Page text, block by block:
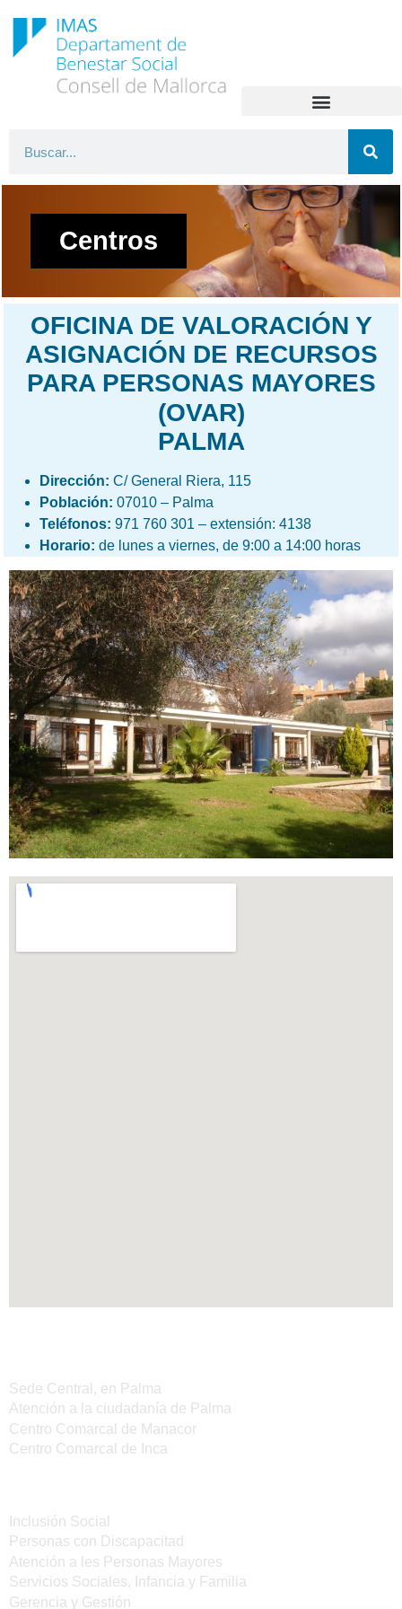
Centros
OFICINA DE VALORACIÓN Y
ASIGNACIÓN DE RECURSOS
PARA PERSONAS MAYORES
(OVAR)
PALMA
Dirección: C/ General Riera, 115
Población: 07010 – Palma
Teléfonos: 971 760 301 – extensión: 4138
Horario: de lunes a viernes, de 9:00 a 14:00 horas
Sede Central, en Palma
Atención a la ciudadanía de Palma
Centro Comarcal de Manacor
Centro Comarcal de Inca
Inclusión Social
Personas con Discapacitad
Atención a les Personas Mayores
Servicios Sociales, Infancia y Familia
Gerencia y Gestión